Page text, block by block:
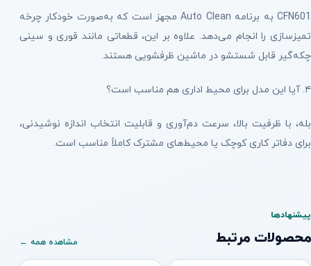
CFN601 به برنامه Auto Clean مجهز است که به‌صورت خودکار چرخه
تمیزسازی را انجام می‌دهد. علاوه بر این، قطعاتی مانند قوری و سینی
چکه‌گیر قابل شستشو در ماشین ظرفشویی هستند.
۴. آیا این مدل برای محیط اداری هم مناسب است؟
بله، با ظرفیت بالا، سرعت دم‌آوری و قابلیت انتخاب اندازه نوشیدنی،
برای دفاتر کاری کوچک یا محیط‌های مشترک کاملاً مناسب است.
پیشنهادها
محصولات مرتبط مشاهده همه ←